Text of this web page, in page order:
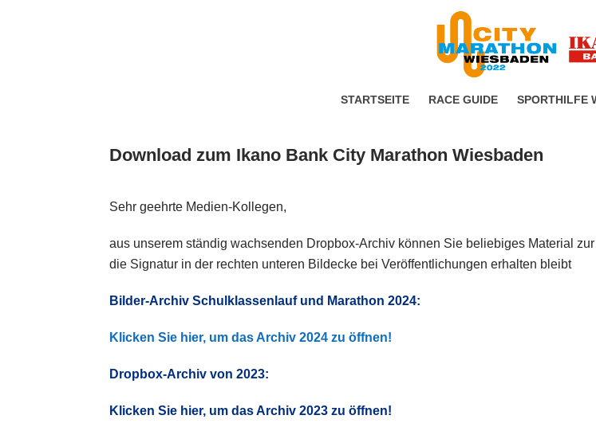
STARTSEITE RACE GUIDE SPORTHILFE
Download zum Ikano Bank City Marathon Wiesbaden
Sehr geehrte Medien-Kollegen,
aus unserem ständig wachsenden Dropbox-Archiv können Sie beliebiges Material
die Signatur in der rechten unteren Bildecke bei Veröffentlichungen erhalten bleibt
Bilder-Archiv Schulklassenlauf und Marathon 2024:
Klicken Sie hier, um das Archiv 2024 zu öffnen!
Dropbox-Archiv von 2023:
Klicken Sie hier, um das Archiv 2023 zu öffnen!